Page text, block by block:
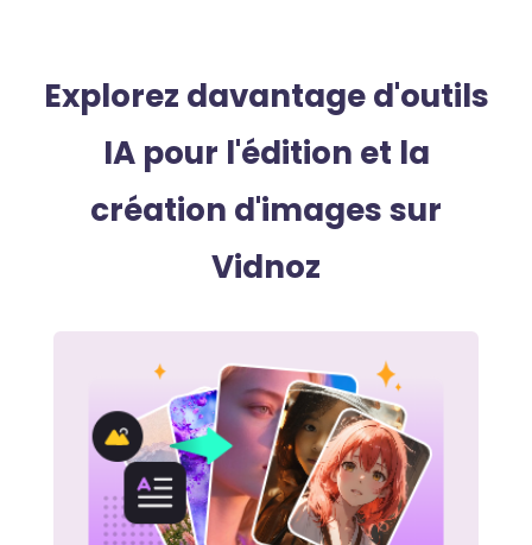
Explorez davantage d'outils
IA pour l'édition et la
création d'images sur
Vidnoz